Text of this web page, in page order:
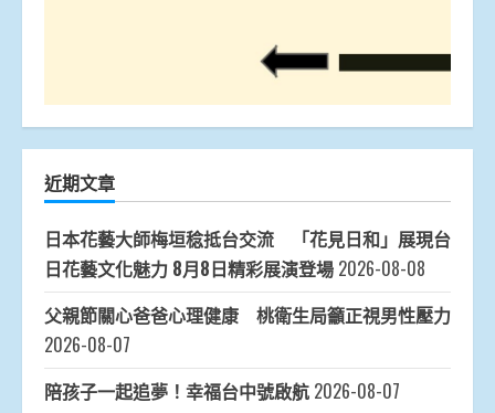
近期文章
日本花藝大師梅垣稔抵台交流 「花見日和」展現台
日花藝文化魅力 8月8日精彩展演登場 2026-08-08
父親節關心爸爸心理健康 桃衛生局籲正視男性壓力
2026-08-07
陪孩子一起追夢！幸福台中號啟航 2026-08-07